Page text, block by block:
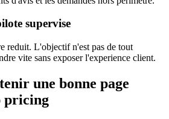
supervise
reduit. L'objectif n'est pas de tout
vite sans exposer l'experience client.
une bonne page
pricing